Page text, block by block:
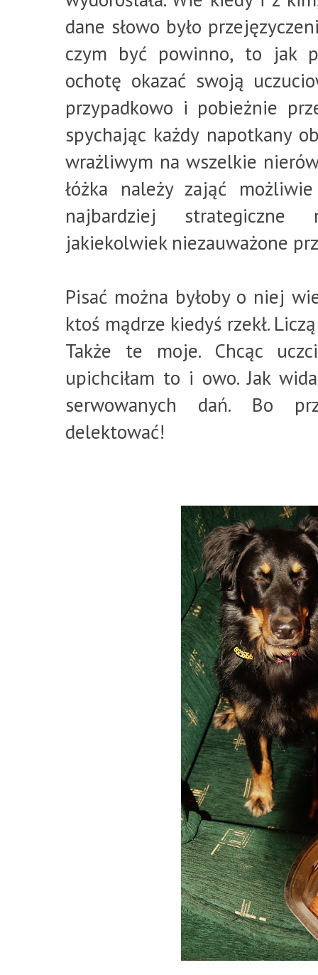
dane słowo było
czym być powinno, to jak
ochotę okazać swoją
przypadkowo i pobieżnie
spychając każdy napotkany
wrażliwym na wszelkie
łóżka należy zająć
najbardziej strategiczne
jakiekolwiek niezauważone
Pisać można byłoby o niej
ktoś mądrze kiedyś rzekł.
Także te moje. Chcąc
upichciłam to i owo. Jak
serwowanych dań. Bo
delektować!